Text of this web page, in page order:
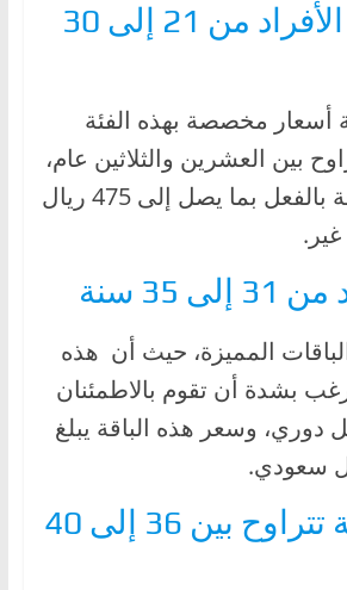
باقة أسعار الأفراد من 21 إلى 30
أسعار مخصصة بهذه الفئة
بين العشرين والثلاثين عام،
وتقدر هذه الباقة بالفعل بما يصل إلى 475 ريال
35 سنة
المميزة، حيث أن هذه
بشدة أن تقوم بالاطمئنان
وسعر هذه الباقة يبلغ
الباقة الثالثة تتراوح بين 36 إلى 40